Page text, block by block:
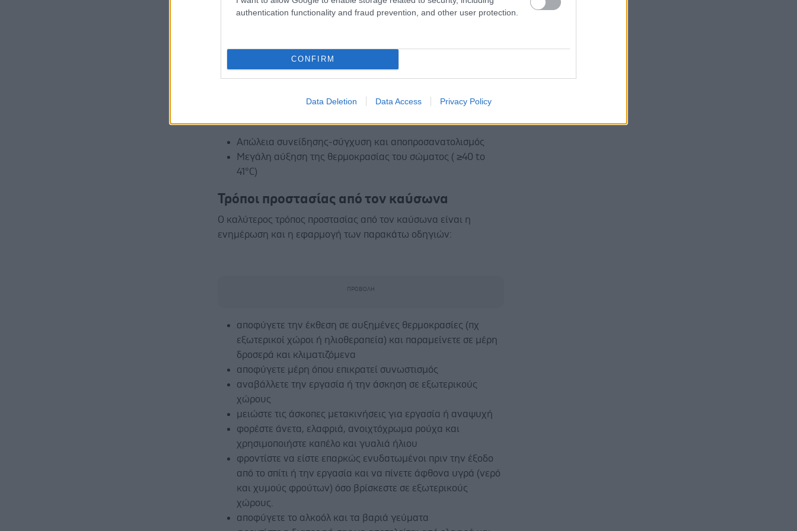
authentication functionality and fraud prevention, and other user protection.
CONFIRM
Data Deletion Data Access Privacy Policy
Κεφαλαλγία, ζάλη
Εφίδρωση με πιθανώς κρύο δέρμα
τότε μπορεί να συμβεί θερμοπληξία στην οποία υπάρχει
Απώλεια συνείδησης-σύγχυση και αποπροσανατολισμός
Μεγάλη αύξηση της θερμοκρασίας του σώματος ( ≥40 to
41°C)
Τρόποι προστασίας από τον καύσωνα
Ο καλύτερος τρόπος προστασίας από τον καύσωνα είναι η
ενημέρωση και η εφαρμογή των παρακάτω οδηγιών:
αποφύγετε την έκθεση σε αυξημένες θερμοκρασίες (πχ
εξωτερικοί χώροι ή ηλιοθεραπεία) και παραμείνετε σε μέρη
δροσερά και κλιματιζόμενα
αποφύγετε μέρη όπου επικρατεί συνωστισμός
αναβάλλετε την εργασία ή την άσκηση σε εξωτερικούς
χώρους
μειώστε τις άσκοπες μετακινήσεις για εργασία ή αναψυχή
φορέστε άνετα, ελαφριά, ανοιχτόχρωμα ρούχα και
χρησιμοποιήστε καπέλο και γυαλιά ήλιου
φροντίστε να είστε επαρκώς ενυδατωμένοι πριν την έξοδο
από το σπίτι ή την εργασία και να πίνετε άφθονα υγρά (νερό
και χυμούς φρούτων) όσο βρίσκεστε σε εξωτερικούς
χώρους.
αποφύγετε το αλκοόλ και τα βαριά γεύματα